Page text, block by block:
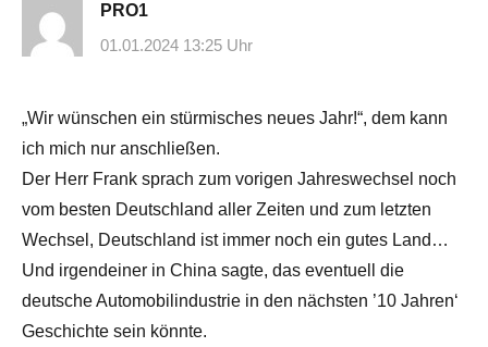
PRO1
01.01.2024 13:25 Uhr
„Wir wünschen ein stürmisches neues Jahr!“, dem kann
ich mich nur anschließen.
Der Herr Frank sprach zum vorigen Jahreswechsel noch
vom besten Deutschland aller Zeiten und zum letzten
Wechsel, Deutschland ist immer noch ein gutes Land…
Und irgendeiner in China sagte, das eventuell die
deutsche Automobilindustrie in den nächsten ’10 Jahren‘
Geschichte sein könnte.